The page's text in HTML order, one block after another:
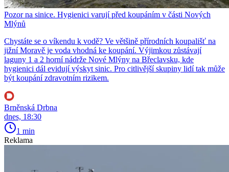
Pozor na sinice. Hygienici varují před koupáním v části Nových
Mlýnů
Chystáte se o víkendu k vodě? Ve většině přírodních koupališť na
jižní Moravě je voda vhodná ke koupání. Výjimkou zůstávají
laguny 1 a 2 horní nádrže Nové Mlýny na Břeclavsku, kde
hygienici dál evidují výskyt sinic. Pro citlivější skupiny lidí tak může
být koupání zdravotním rizikem.
Brněnská Drbna
dnes, 18:30
1 min
Reklama